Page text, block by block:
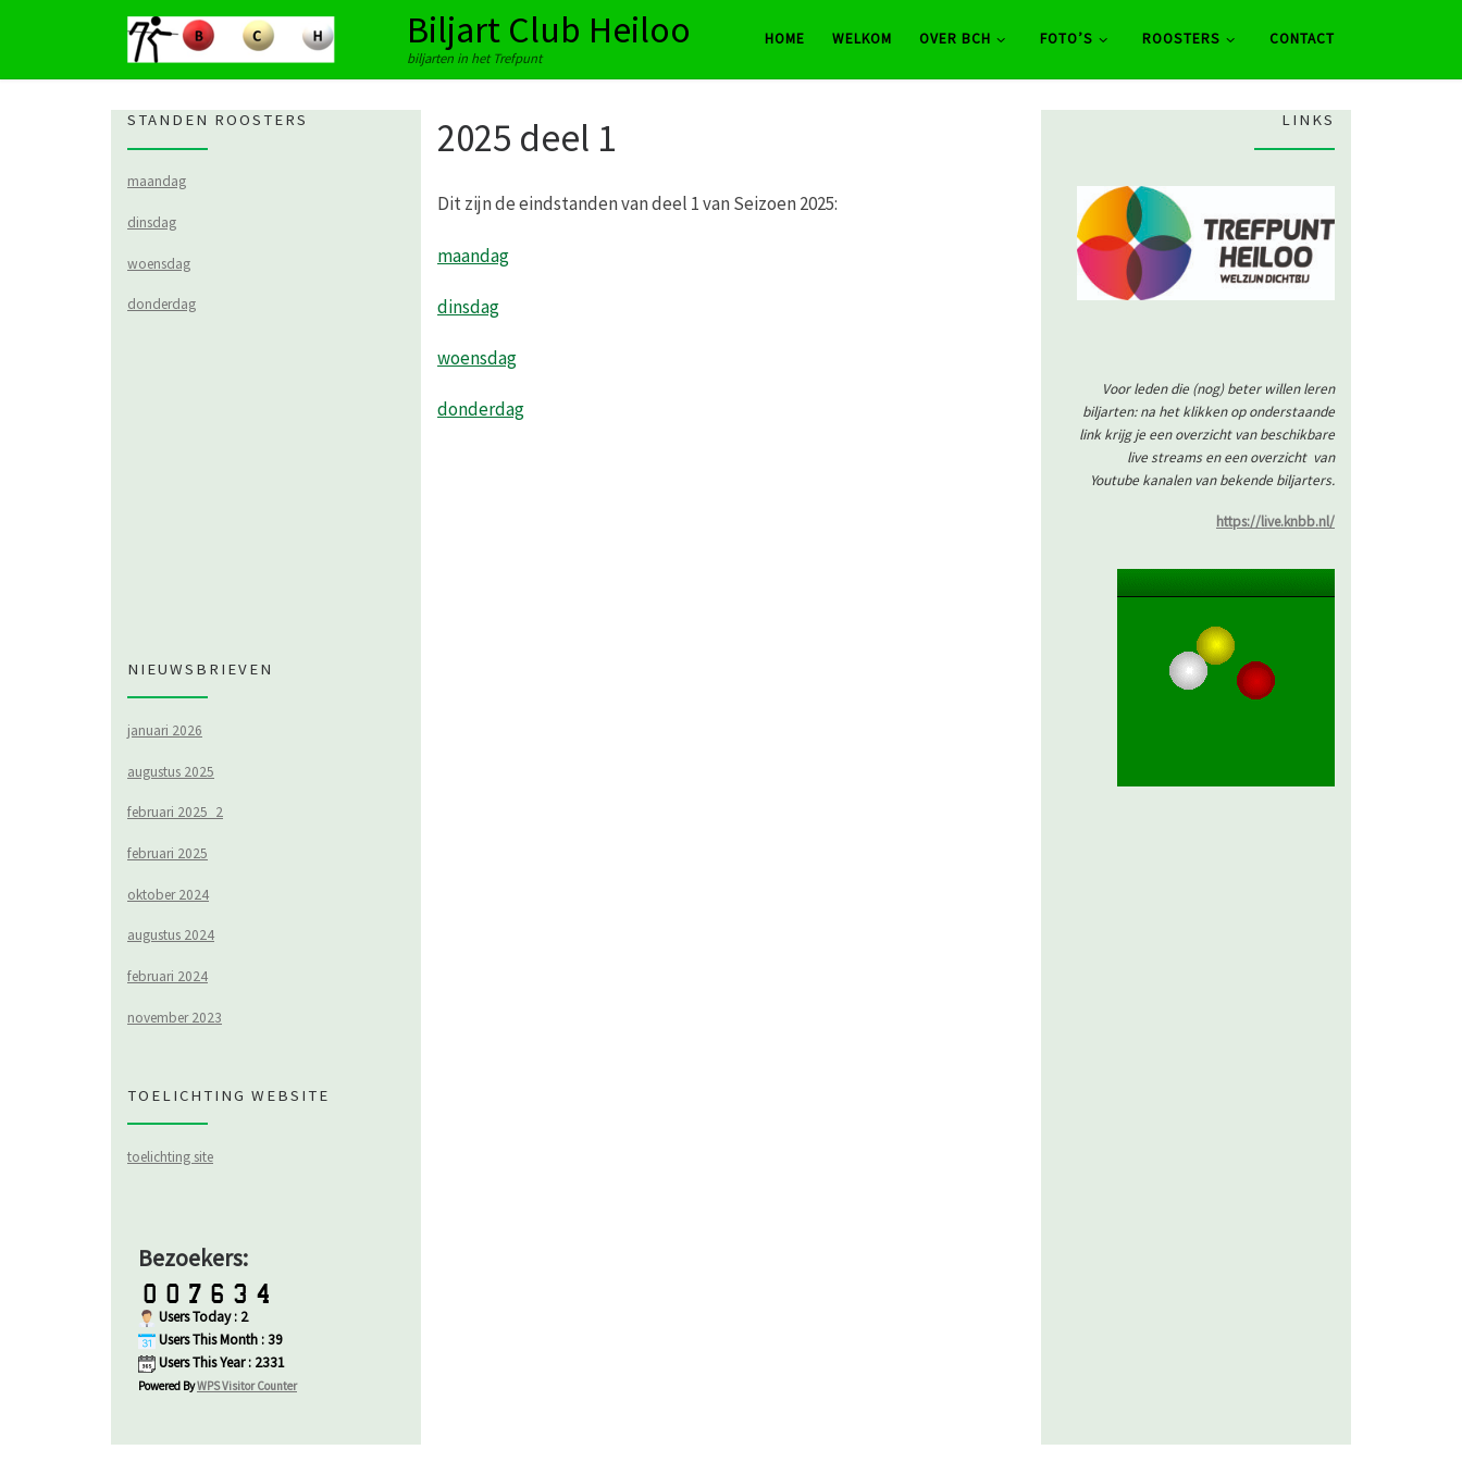
Biljart Club Heiloo
biljarten in het Trefpunt
HOME WELKOM OVER BCH FOTO’S ROOSTERS CONTACT
2025 deel 1
Dit zijn de eindstanden van deel 1 van Seizoen 2025:
maandag
dinsdag
woensdag
donderdag
STANDEN ROOSTERS
maandag
dinsdag
woensdag
donderdag
NIEUWSBRIEVEN
januari 2026
augustus 2025
februari 2025_2
februari 2025
oktober 2024
augustus 2024
februari 2024
november 2023
TOELICHTING WEBSITE
toelichting site
Bezoekers:
Users Today : 2
Users This Month : 39
Users This Year : 2331
Powered ByWPS Visitor Counter
LINKS
Voor leden die (nog) beter willen leren
biljarten: na het klikken op onderstaande
link krijg je een overzicht van beschikbare
live streams en een overzicht van
Youtube kanalen van bekende biljarters.
https://live.knbb.nl/